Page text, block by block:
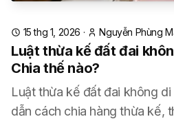
15 thg 1, 2026 · Nguyễn Phùng
Luật thừa kế đất đai
Chia thế nào?
Luật thừa kế đất đai không
dẫn cách chia hàng thừa kế,